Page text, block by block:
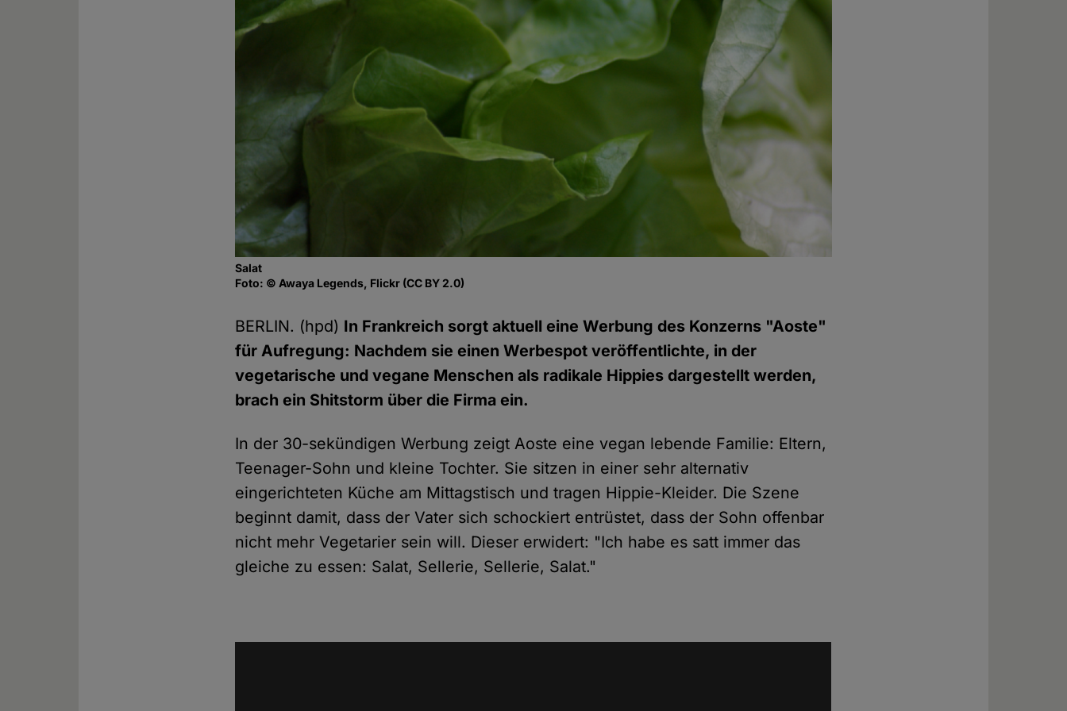
Salat
Foto: © Awaya Legends, Flickr (CC BY 2.0)
BERLIN. (hpd) In Frankreich sorgt aktuell eine Werbung des Konzerns "Aoste"
für Aufregung: Nachdem sie einen Werbespot veröffentlichte, in der
vegetarische und vegane Menschen als radikale Hippies dargestellt werden,
brach ein Shitstorm über die Firma ein.
In der 30-sekündigenWerbung zeigt Aoste eine vegan lebende Familie: Eltern,
Teenager-Sohn und kleine Tochter. Sie sitzen in einer sehr alternativ
eingerichteten Küche am Mittagstisch und tragen Hippie-Kleider. Die Szene
beginnt damit, dass der Vater sich schockiert entrüstet, dass der Sohn offenbar
nicht mehr Vegetarier sein will. Dieser erwidert: "Ich habe es satt immer das
gleiche zu essen: Salat, Sellerie, Sellerie, Salat."